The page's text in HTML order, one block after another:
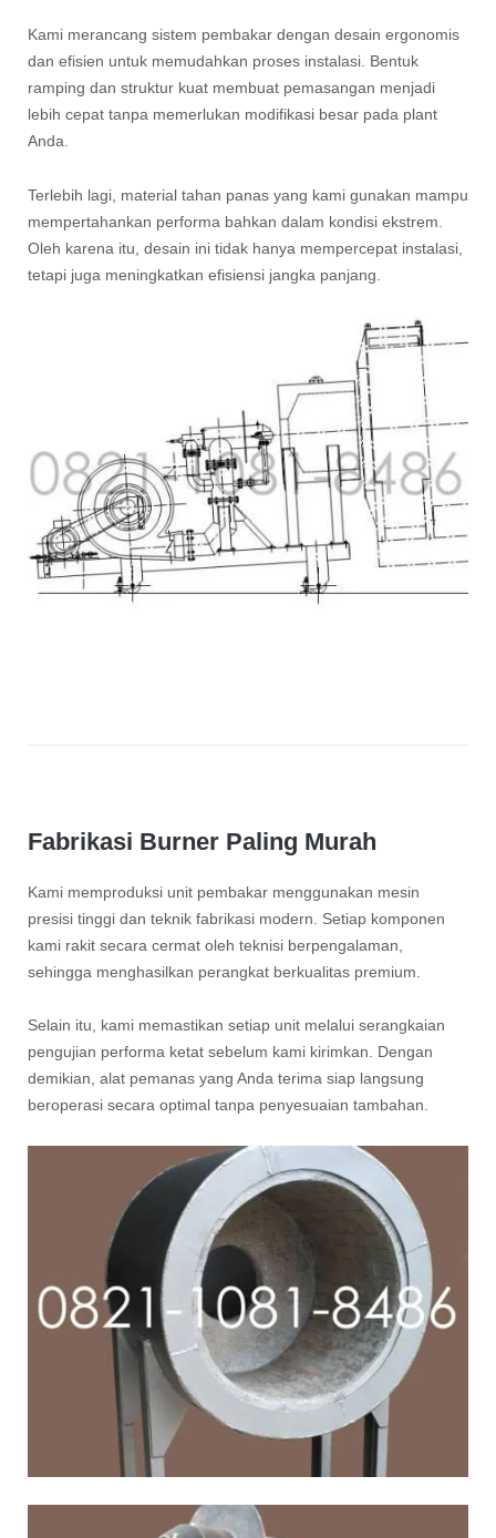
Kami merancang sistem pembakar dengan desain ergonomis
dan efisien untuk memudahkan proses instalasi. Bentuk
ramping dan struktur kuat membuat pemasangan menjadi
lebih cepat tanpa memerlukan modifikasi besar pada plant
Anda.
Terlebih lagi, material tahan panas yang kami gunakan mampu
mempertahankan performa bahkan dalam kondisi ekstrem.
Oleh karena itu, desain ini tidak hanya mempercepat instalasi,
tetapi juga meningkatkan efisiensi jangka panjang.
Fabrikasi Burner Paling Murah
Kami memproduksi unit pembakar menggunakan mesin
presisi tinggi dan teknik fabrikasi modern. Setiap komponen
kami rakit secara cermat oleh teknisi berpengalaman,
sehingga menghasilkan perangkat berkualitas premium.
Selain itu, kami memastikan setiap unit melalui serangkaian
pengujian performa ketat sebelum kami kirimkan. Dengan
demikian, alat pemanas yang Anda terima siap langsung
beroperasi secara optimal tanpa penyesuaian tambahan.